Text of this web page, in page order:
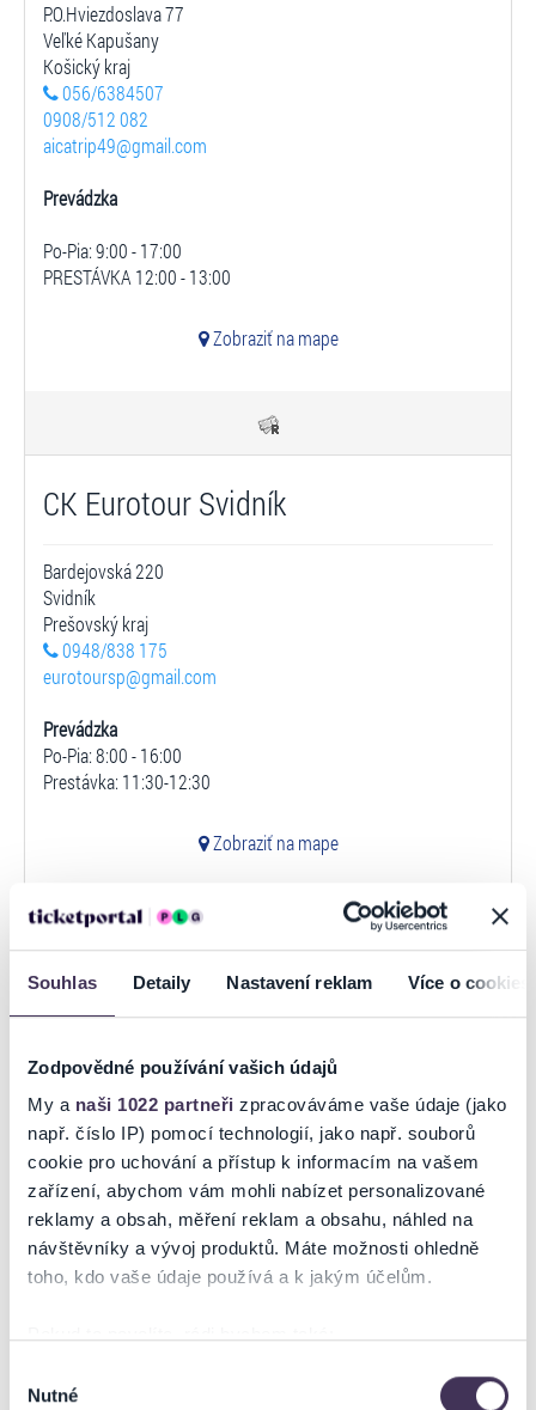
Souhlas Detaily Nastavení reklam Více o cookies
Zodpovědné používání vašich údajů
My a naši 1022 partneři zpracováváme vaše údaje (jako
např. číslo IP) pomocí technologií, jako např. souborů
cookie pro uchování a přístup k informacím na vašem
zařízení, abychom vám mohli nabízet personalizované
reklamy a obsah, měření reklam a obsahu, náhled na
návštěvníky a vývoj produktů. Máte možnosti ohledně
toho, kdo vaše údaje používá a k jakým účelům.
které mohou být přesné na několik metrů
souhlasu
Nutné
P.O.Hviezdoslava 77
Veľké Kapušany
Košický kraj
056/6384507
0908/512 082
aicatrip49@gmail.com
Prevádzka
Po-Pia: 9:00 - 17:00
PRESTÁVKA 12:00 - 13:00
Zobraziť na mape
CK Eurotour Svidník
Bardejovská 220
Svidník
Prešovský kraj
0948/838 175
eurotoursp@gmail.com
Prevádzka
Po-Pia: 8:00 - 16:00
Prestávka: 11:30-12:30
Zobraziť na mape
CK Eurotour, s.r.o.
Hlavná 52
Stropkov
Prešovský kraj
0948/987 822
eurotoursp@gmail.com
Prevádzka
Po-Pia: 8:00 - 15:00